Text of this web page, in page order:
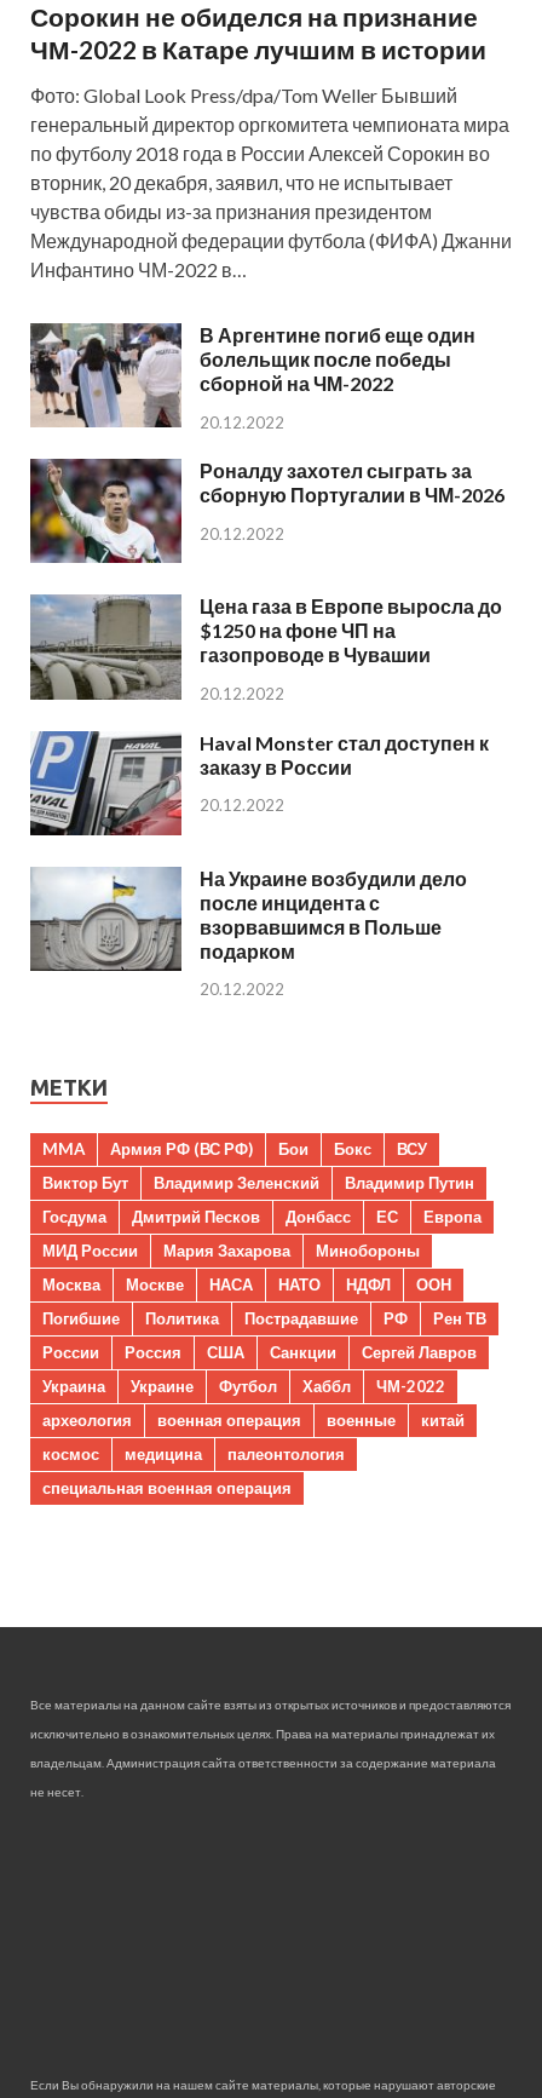
Сорокин не обиделся на признание
ЧМ-2022 в Катаре лучшим в истории
Фото: Global Look Press/dpa/Tom Weller Бывший
генеральный директор оргкомитета чемпионата мира
по футболу 2018 года в России Алексей Сорокин во
вторник, 20 декабря, заявил, что не испытывает
чувства обиды из-за признания президентом
Международной федерации футбола (ФИФА) Джанни
Инфантино ЧМ-2022 в…
В Аргентине погиб еще один
болельщик после победы
сборной на ЧМ-2022
20.12.2022
Роналду захотел сыграть за
сборную Португалии в ЧМ-2026
20.12.2022
Цена газа в Европе выросла до
$1250 на фоне ЧП на
газопроводе в Чувашии
20.12.2022
Haval Monster стал доступен к
заказу в России
20.12.2022
На Украине возбудили дело
после инцидента с
взорвавшимся в Польше
подарком
20.12.2022
МЕТКИ
MMA Армия РФ (ВС РФ) Бои Бокс
ВСУ
Виктор Бут
Владимир Зеленский
Владимир Путин
Госдума
Дмитрий Песков Донбасс ЕС
Европа
МИД России
Мария Захарова
Минобороны
Москва
Москве НАСА НАТО НДФЛ
ООН
Погибшие
Политика Пострадавшие РФ
Рен ТВ
России
Россия США Санкции
Сергей Лавров
Украина
Украине Футбол Хаббл
ЧМ-2022
археология
военная операция военные
китай
космос
медицина
палеонтология
специальная военная операция
Все материалы на данном сайте взяты из открытых источников и предоставляются
исключительно в ознакомительных целях. Права на материалы принадлежат их
владельцам. Администрация сайта ответственности за содержание материала
не несет.
Если Вы обнаружили на нашем сайте материалы, которые нарушают авторские